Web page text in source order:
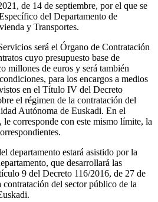
de 14 de septiembre, por el que se
del Departamento de
y Transportes.
será el Órgano de Contratación
cuyo presupuesto base de
millones de euros y será también
para los encargos a medios
en el Título IV del Decreto
el régimen de la contratación del
Autónoma de Euskadi. En el
le corresponde con este mismo límite, la
departamento estará asistido por la
que desarrollará las
9 del Decreto 116/2016, de 27 de
del sector público de la